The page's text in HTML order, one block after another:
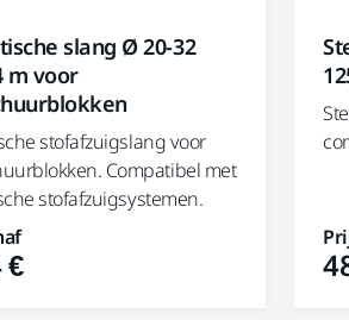
slang Ø 20-32
m voor
stofafzuigslang voor
Compatibel met
stofafzuigsystemen.
€